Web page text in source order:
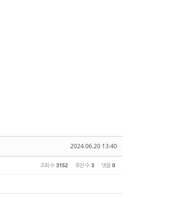
2024.06.20 13:40
조회 수 3152 추천 수 3 댓글 0